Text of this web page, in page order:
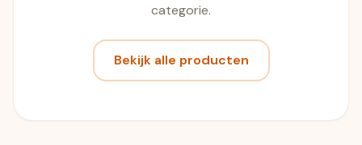
categorie.
Bekijk alle producten